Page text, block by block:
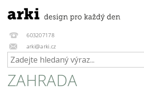
603207178
arki@arki.cz
ZAHRADA